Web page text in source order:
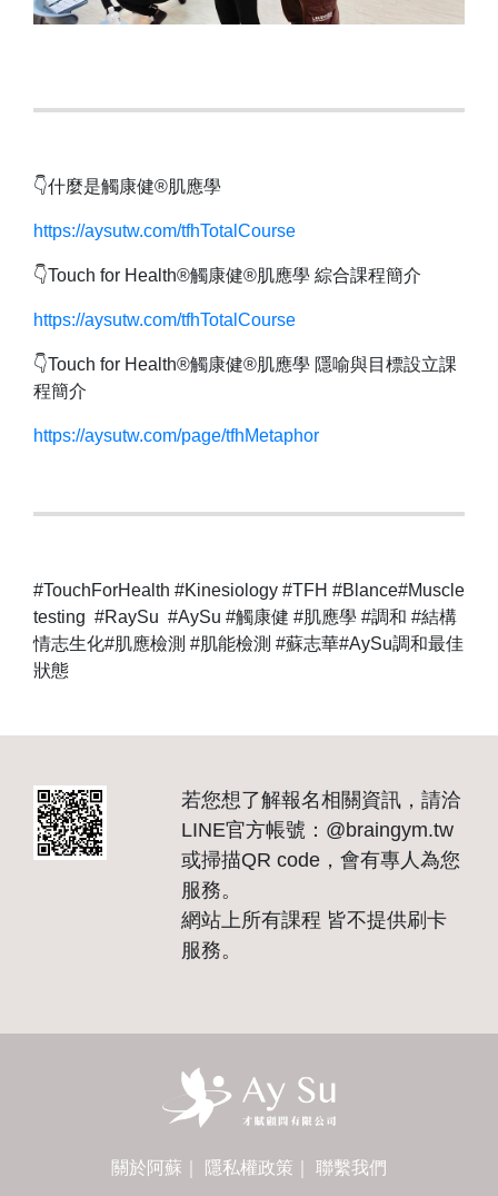
👇什麼是觸康健®肌應學
https://aysutw.com/tfhTotalCourse
👇Touch for Health®觸康健®肌應學 綜合課程簡介
https://aysutw.com/tfhTotalCourse
👇Touch for Health®觸康健®肌應學 隱喻與目標設立課
程簡介
https://aysutw.com/page/tfhMetaphor
#TouchForHealth #Kinesiology #TFH #Blance#Muscle
testing #RaySu #AySu #觸康健 #肌應學 #調和 #結構
情志生化#肌應檢測 #肌能檢測 #蘇志華#AySu調和最佳
狀態
若您想了解報名相關資訊，請洽
LINE官方帳號：@braingym.tw
或掃描QR code，會有專人為您
服務。
網站上所有課程 皆不提供刷卡
服務。
關於阿蘇 隱私權政策 聯繫我們